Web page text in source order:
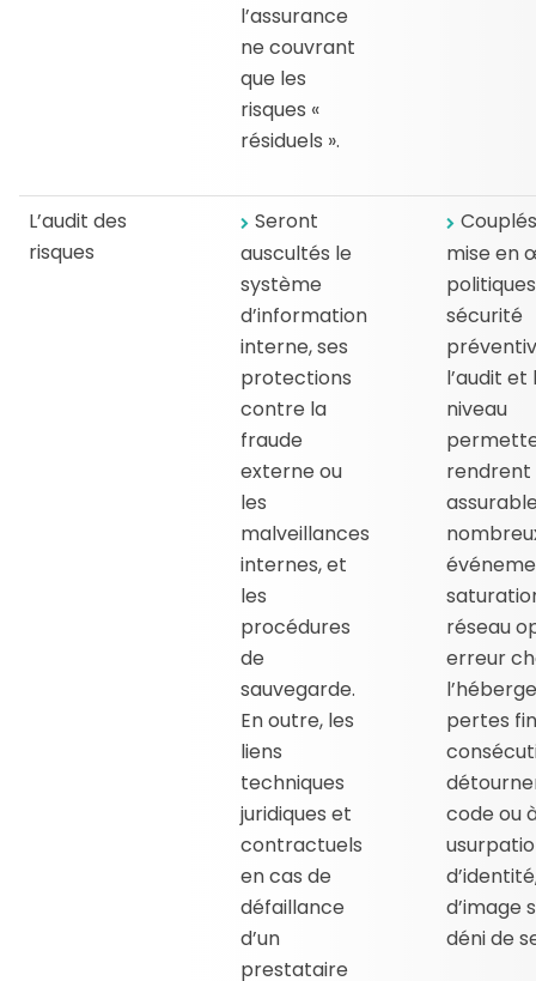
l’assurance
ne couvrant
que les
risques «
résiduels ».
L’audit des
risques
Seront
auscultés le
système
d’information
interne, ses
protections
contre la
fraude
externe ou
les
malveillances
internes, et
les
procédures
de
sauvegarde.
En outre, les
liens
techniques
juridiques et
contractuels
en cas de
défaillance
d’un
prestataire
mise en
sécurité
l’audit et
niveau
rendrent
réseau
erreur
pertes
code ou
d’image
déni de